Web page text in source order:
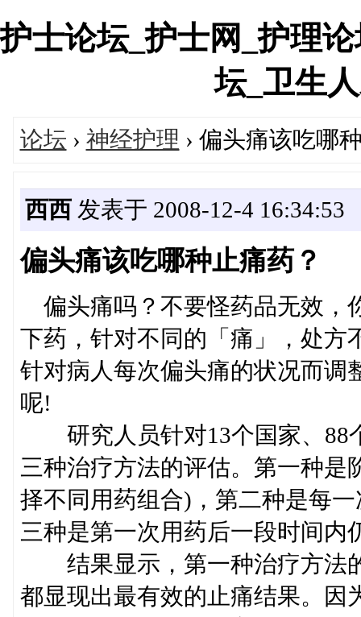
护士论坛_护士网_护理
坛_卫生
论坛 › 神经护理 › 偏头痛该吃哪
西西发表于 2008-12-4 16:34:53
偏头痛该吃哪种止痛药？
偏头痛吗？不要怪药品无效，
下药，针对不同的「痛」，处
针对病人每次偏头痛的状况而调
呢!
研究人员针对13个国家、88
三种治疗方法的评估。第一种是
择不同用药组合)，第二种是每
三种是第一次用药后一段时间内
结果显示，第一种治疗方法
都显现出最有效的止痛结果。因